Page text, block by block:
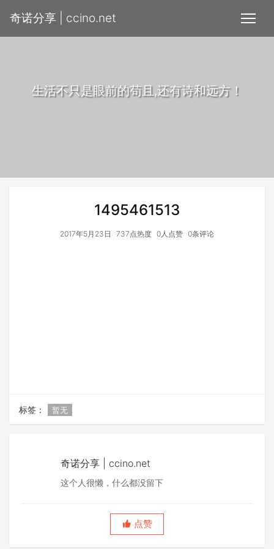
奇诺分享 | ccino.net
生活不只是眼前的苟且,还有诗和远方！
1495461513
2017年5月23日 737点热度 0人点赞 0条评论
标签： 暂无
奇诺分享 | ccino.net
这个人很懒，什么都没留下
点赞